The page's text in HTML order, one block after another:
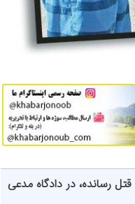
قتل رسانده، در دادگاه مدعی